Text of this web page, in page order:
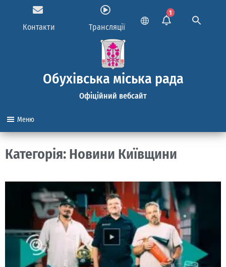
Контакти Трансляції
1
Обухівська міська рада
Офіційний вебсайт
Меню
Категорія: Новини Київщини